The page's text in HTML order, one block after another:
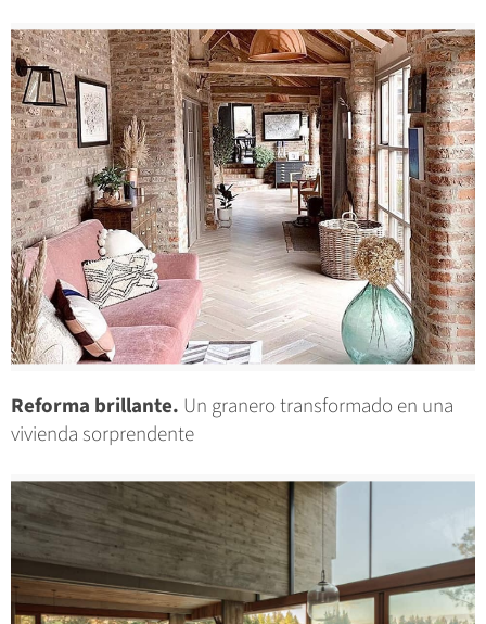
Reforma brillante. Un granero transformado en una
vivienda sorprendente